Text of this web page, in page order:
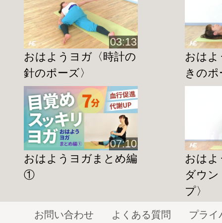
股関節周りの柔軟性ＵＰ・足の引き締
和・リラックス
YouTubeのダイジェスト動画は
こちら
*～*～*～*～*～*～*～*～*～*～*～*～*～*
◆田中舞インストラクター出演動画
美脚ヨガ
http://home-fitness24.jp/1372
筋トレヨガ
http://home-fitness24.jp/1318
おはようヨガ【靴職人のポーズ】
おはようヨガ【ガス抜きのポーズ】
03:13
おはようヨガ〈時計の
針のポーズ〉
おはよ
きのポ
07:10
おはようヨガまとめ編
①
おは
ダウ
プ〉
お問い合わせ よくある質問
プライ